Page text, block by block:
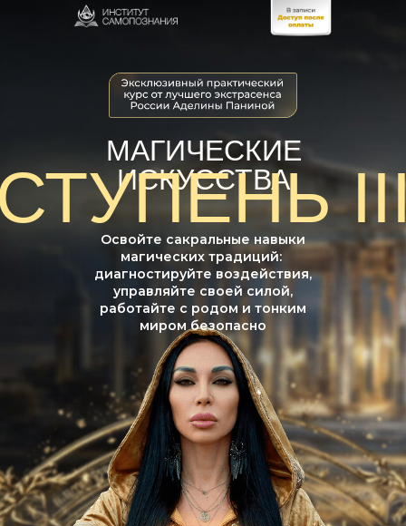
МАГИЧЕСКИЕ
ИСКУССТВА
Освойте сакральные навыки
магических традиций:
диагностируйте воздействия,
управляйте своей силой,
работайте с родом и тонким
миром безопасно